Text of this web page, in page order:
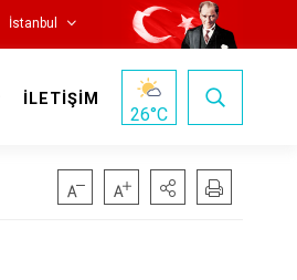
İstanbul
İLETİŞİM
26°C